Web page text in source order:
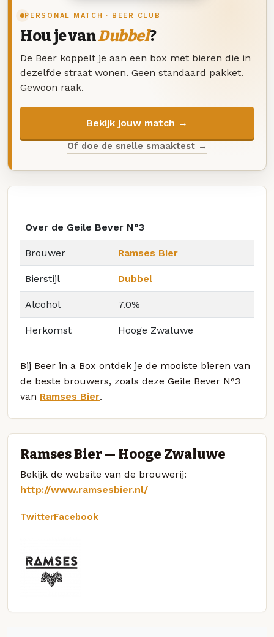
PERSONAL MATCH · BEER CLUB
Hou je vanDubbel?
De Beer koppelt je aan een box met bieren die in
dezelfde straat wonen. Geen standaard pakket.
Gewoon raak.
Bekijk jouw match →
Of doe de snelle smaaktest →
Over de Geile Bever N°3
Brouwer Ramses Bier
Bierstijl Dubbel
Alcohol 7.0%
Herkomst Hooge Zwaluwe
Bij Beer in a Box ontdek je de mooiste bieren van
de beste brouwers, zoals deze Geile Bever N°3
van Ramses Bier.
Ramses Bier — Hooge Zwaluwe
Bekijk de website van de brouwerij:
http://www.ramsesbier.nl/
TwitterFacebook